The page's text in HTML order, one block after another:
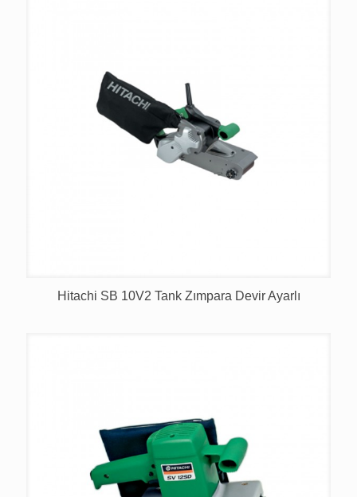
Hitachi SB 10V2 Tank Zımpara Devir Ayarlı